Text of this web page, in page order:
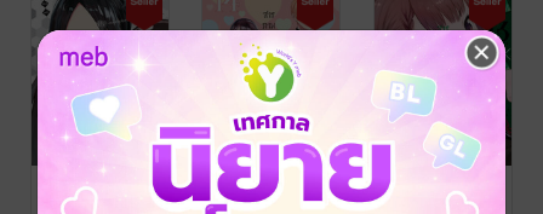
สารภาพรักกับ
คุณคางุยะซะดีๆ
สารภาพรักกับ
คุณคางุยะซะดีๆ
สารภาพรักกับ
คุณคางุยะซะดีๆ